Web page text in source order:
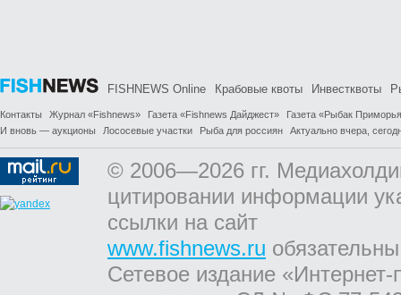
FISHNEWS Online Крабовые квоты Инвестквоты
Контакты Журнал «Fishnews» Газета «Fishnews Дайджест»
Газета «Рыбак
И вновь — аукционы
Лососевые участки Рыба для россиян Актуально вчера,
© 2006—2026 гг.
цитировании информации
ссылки на сайт
www.fishnews.ru
Сетевое издание